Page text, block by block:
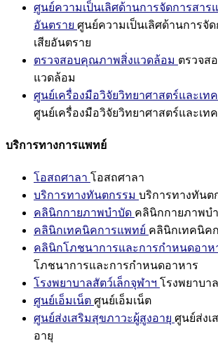
ศูนย์ความเป็นเลิศด้านการจัดการสาร
อันตราย ศูนย์ความเป็นเลิศด้านการจั
เสียอันตราย
ตรวจสอบคุณภาพสิ่งแวดล้อม ตรวจส
แวดล้อม
ศูนย์เครื่องมือวิจัยวิทยาศาสตร์และเท
ศูนย์เครื่องมือวิจัยวิทยาศาสตร์และเท
บริการทางการแพทย์
โอสถศาลา โอสถศาลา
บริการทางทันตกรรม บริการทางทันต
คลินิกกายภาพบำบัด คลินิกกายภาพบ
คลินิกเทคนิคการแพทย์ คลินิกเทคนิค
คลินิกโภชนาการและการกำหนดอาห
โภชนาการและการกำหนดอาหาร
โรงพยาบาลสัตว์เล็กจุฬาฯ โรงพยาบา
ศูนย์เอ็มเน็ต ศูนย์เอ็มเน็ต
ศูนย์ส่งเสริมสุขภาวะผู้สูงอายุ ศูนย์ส่งเ
อายุ